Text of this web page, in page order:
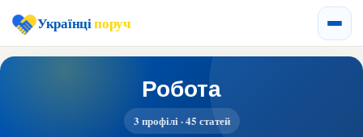
Українціпоруч
Робота
3 профілі · 45 статей